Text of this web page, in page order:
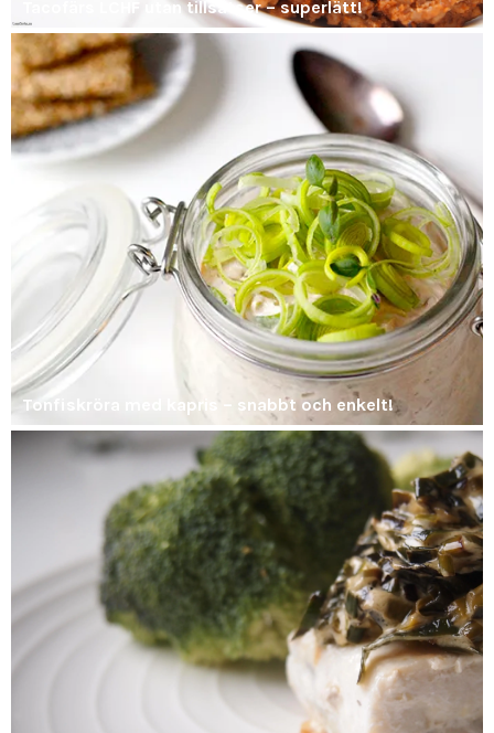
Tacofärs LCHF utan tillsatser – superlätt!
Tonfiskröra med kapris – snabbt och enkelt!